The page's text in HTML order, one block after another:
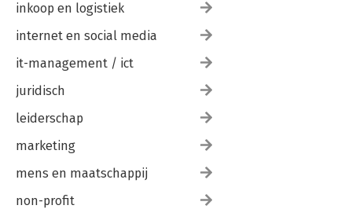
inkoop en logistiek
internet en social media
it-management / ict
juridisch
leiderschap
marketing
mens en maatschappij
non-profit